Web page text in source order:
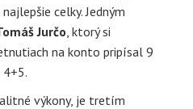
celky. Jedným
Jurčo , ktorý si
na konto pripísal 9
4+5.
výkony, je tretím